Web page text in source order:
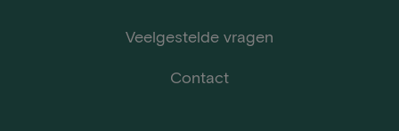
Veelgestelde vragen
Contact